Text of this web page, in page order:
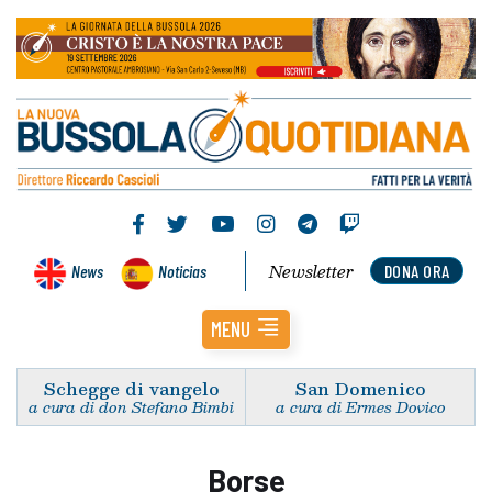
News Noticias DONA ORA
Newsletter
MENU
Schegge di vangelo
a cura di don Stefano Bimbi
San Domenico
a cura di Ermes Dovico
Borse